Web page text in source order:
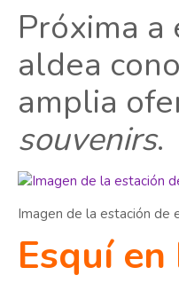
Próxima
aldea
amplia
souvenirs.
Imagen de la estación de
Esquí